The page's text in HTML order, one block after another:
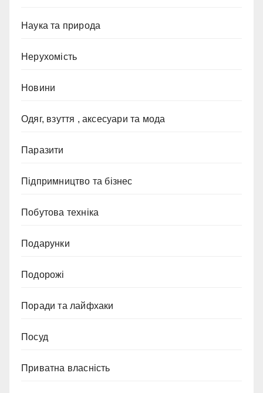
Наука та природа
Нерухомість
Новини
Одяг, взуття , аксесуари та мода
Паразити
Підпримництво та бізнес
Побутова техніка
Подарунки
Подорожі
Поради та лайфхаки
Посуд
Приватна власність